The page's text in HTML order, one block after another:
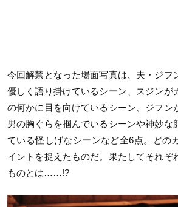
今回解禁となった場面写真は、夫・ジフ
優しく語り掛けているシーン、スジンが
の何かに目を向けているシーン、ジフン
男の胸ぐらを掴んでいるシーンや神妙な
ている怪しげなシーンなど全6点。どの
イントを捉えたものだ。果たしてそれぞ
ものとは……!?